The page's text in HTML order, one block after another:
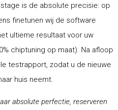
is de absolute precisie: op
finetunen wij de software
ultieme resultaat voor uw
chiptuning op maat). Na afloop
testrapport, zodat u de nieuwe
huis neemt.
absolute perfectie, reserveren